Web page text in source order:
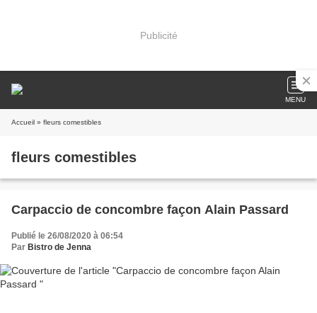
Publicité
MENU
Accueil » fleurs comestibles
fleurs comestibles
Carpaccio de concombre façon Alain Passard
Publié le 26/08/2020 à 06:54
Par Bistro de Jenna